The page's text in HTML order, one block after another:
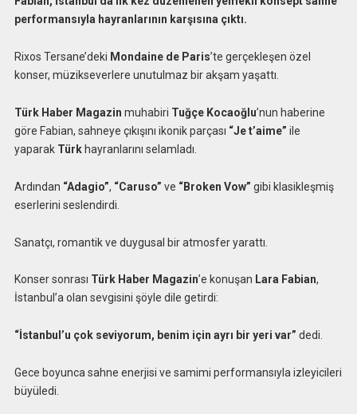
performansıyla hayranlarının karşısına çıktı.
Rixos Tersane’deki Mondaine de Paris’te gerçekleşen özel
konser, müzikseverlere unutulmaz bir akşam yaşattı.
Türk Haber Magazin muhabiri Tuğçe Kocaoğlu’nun haberine
göre Fabian, sahneye çıkışını ikonik parçası “Je t’aime” ile
yaparak Türkhayranlarını selamladı.
Ardından “Adagio”, “Caruso” ve “Broken Vow” gibi klasikleşmiş
eserlerini seslendirdi.
Sanatçı, romantik ve duygusal bir atmosfer yarattı.
Konser sonrası Türk Haber Magazin’e konuşan Lara Fabian,
İstanbul’a olan sevgisini şöyle dile getirdi:
“İstanbul’u çok seviyorum, benim için ayrı bir yeri var” dedi.
Gece boyunca sahne enerjisi ve samimi performansıyla izleyicileri
büyüledi.